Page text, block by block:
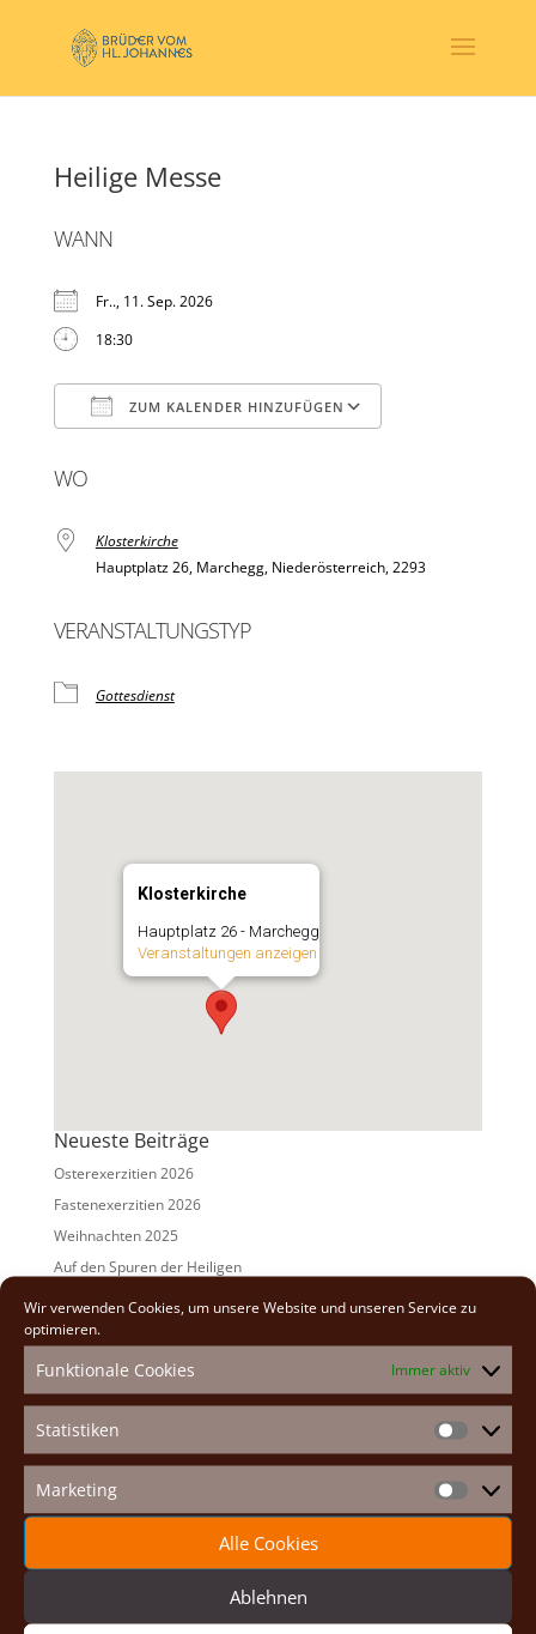
Wir verwenden Cookies, um unsere Website und unseren Service zu
optimieren.
Funktionale Cookies Immer aktiv
Statistiken
Marketing Marketing
Alle Cookies
Ablehnen
Heilige Messe
WANN
Fr.., 11. Sep. 2026
18:30
ZUM KALENDER HINZUFÜGEN
WO
Klosterkirche
Hauptplatz 26, Marchegg, Niederösterreich, 2293
VERANSTALTUNGSTYP
Gottesdienst
Klosterkirche
Hauptplatz 26 - Marchegg
Veranstaltungen anzeigen
Neueste Beiträge
Osterexerzitien 2026
Fastenexerzitien 2026
Weihnachten 2025
Auf den Spuren der Heiligen
Adventexerzitien 2025
2026(2)
2025(7)
2024(5)
2023(13)
2022(9)
2020(2)